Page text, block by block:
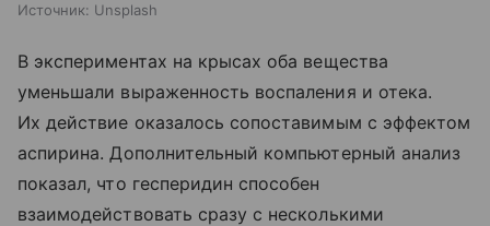
Источник: Unsplash
В экспериментах на крысах оба вещества
уменьшали выраженность воспаления и отека.
Их действие оказалось сопоставимым с эффектом
аспирина. Дополнительный компьютерный анализ
показал, что гесперидин способен
взаимодействовать сразу с несколькими